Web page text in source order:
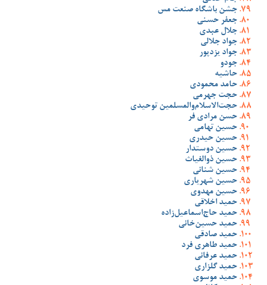
جشن باشگاه صنعت مس
جعفر حسنی
جلال عبدی
جواد جلالی
جواد یزدپور
جودو
حاشیه
حامد محمودی
حجت جهرمی
حجت‌الاسلام‌والمسلمین توحیدی
حسن مرادی فر
حسین تهامی
حسین حیدری
حسین دوستدار
حسین ذوالغیاث
حسین شنانی
حسین شهریاری
حسین مهدوی
حمید اخلاقی
حمید حاج‌اسماعیل‌زاده
حمید حسین‌خانی
حمید صادقی
حمید طاهری فرد
حمید عرفانی
حمید گلزاری
حمید موسوی